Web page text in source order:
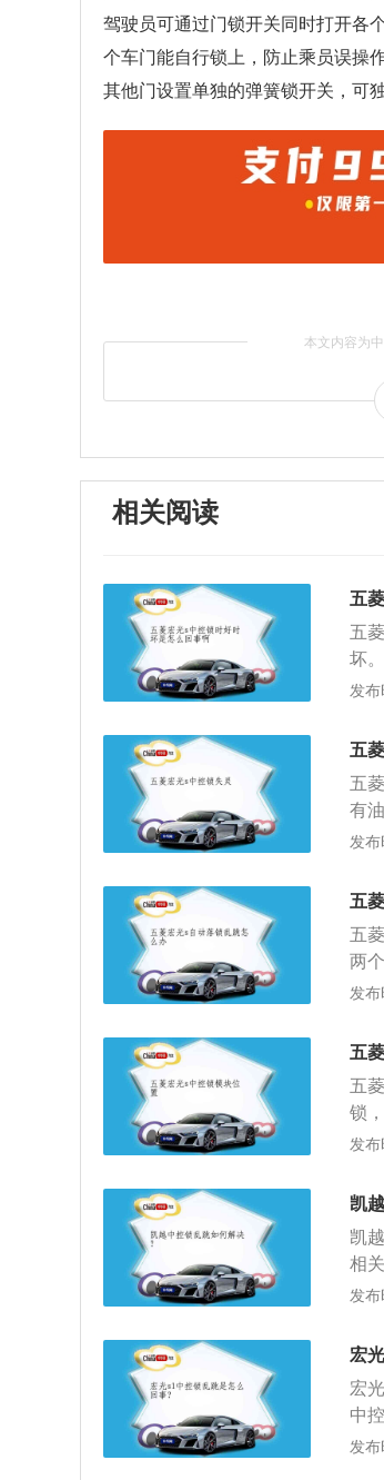
驾驶员可通过门锁开关同时打开各
个车门能自行锁上，防止乘员误操
其他门设置单独的弹簧锁开关，可
本文内容为
相关阅读
五
五
坏
或
出
问
线
使
行
发
五
五
有
成
生
和
装
无
控
1、
通
车
开
发
五
五
两
前
是
远
驶
时
发
五
五
锁
和
时
时
控
控
发
凯
凯
相
该
接
机
成
住
速
发
宏
宏
中
起
发